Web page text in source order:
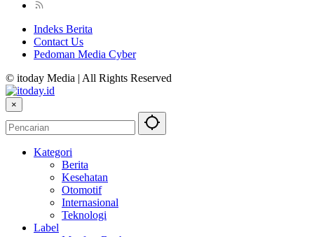
Indeks Berita
Contact Us
Pedoman Media Cyber
© itoday Media | All Rights Reserved
×
Kategori
Berita
Kesehatan
Otomotif
Internasional
Teknologi
Label